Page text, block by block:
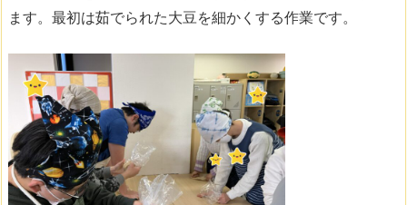
ます。最初は茹でられた大豆を細かくする作業です。